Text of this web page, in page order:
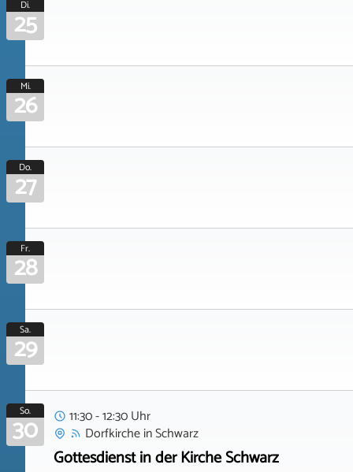
Di.
25
Mi.
26
Do.
27
Fr.
28
Sa.
29
So.
30
11:30 - 12:30 Uhr
DorfkircheinSchwarz
Gottesdienst in der Kirche Schwarz